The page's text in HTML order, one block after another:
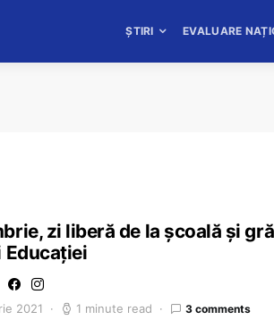
ȘTIRI EVALUARE
zi liberă de la școală și
Educației
2021 1 minute read 3 comments